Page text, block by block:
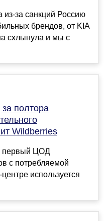
из-за санкций Россию
брендов, от KIA
схлынула и мы с
полтора
Wildberries
первый ЦОД
с потребляемой
используется